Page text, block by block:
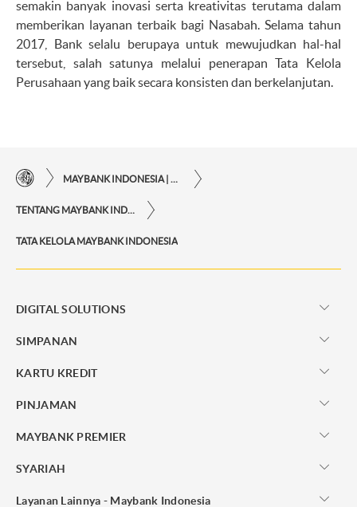
semakin banyak inovasi serta kreativitas terutama dalam
memberikan layanan terbaik bagi Nasabah. Selama tahun
2017, Bank selalu berupaya untuk mewujudkan hal-hal
tersebut, salah satunya melalui penerapan Tata Kelola
Perusahaan yang baik secara konsisten dan berkelanjutan.
TATA KELOLA MAYBANK INDONESIA
DIGITAL SOLUTIONS
SIMPANAN
KARTU KREDIT
PINJAMAN
MAYBANK PREMIER
SYARIAH
Layanan Lainnya - Maybank Indonesia